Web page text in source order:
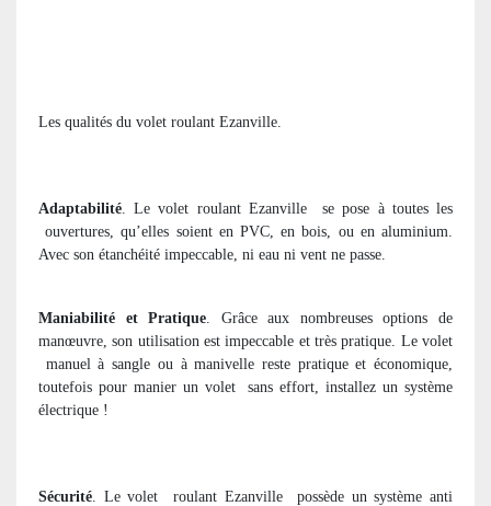
Les qualités du volet roulant Ezanville.
Adaptabilité . Le volet roulant Ezanville
se pose à toutes les
ouvertures, qu’elles soient en PVC, en bois, ou en aluminium.
Avec son étanchéité impeccable, ni eau ni vent ne passe.
Maniabilité et Pratique . Grâce aux nombreuses options de
manœuvre, son utilisation est impeccable et très pratique. Le volet
manuel à sangle ou à manivelle reste pratique et économique,
toutefois pour manier un volet
sans effort, installez un système
électrique !
Sécurité . Le volet roulant Ezanville
possède un système anti